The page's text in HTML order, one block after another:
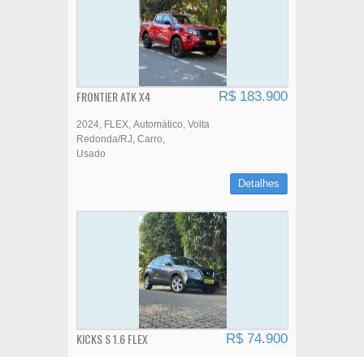
FRONTIER ATK X4 R$ 183.900
2024 FLEX Automático Volta
Redonda/RJ Carro
Usado
Detalhes
KICKS S 1.6 FLEX R$ 74.900